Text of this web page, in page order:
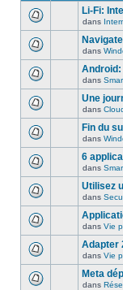
Li-Fi:
dans
dans
dans
Une
dans
Fin du
dans
6
dans
Utilisez
dans
dans Vie
Adapter
dans Vie
Meta
dans